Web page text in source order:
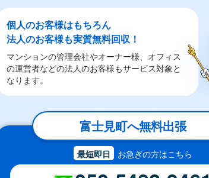
個人のお客様はもちろん
法人のお客様も実質無料回収！
マンションの管理会社やオーナー様、オフィス
の運営者などの法人のお客様もサービス対象と
なります。
富士見町へ無料出張
最短即日 お急ぎの方はこちら